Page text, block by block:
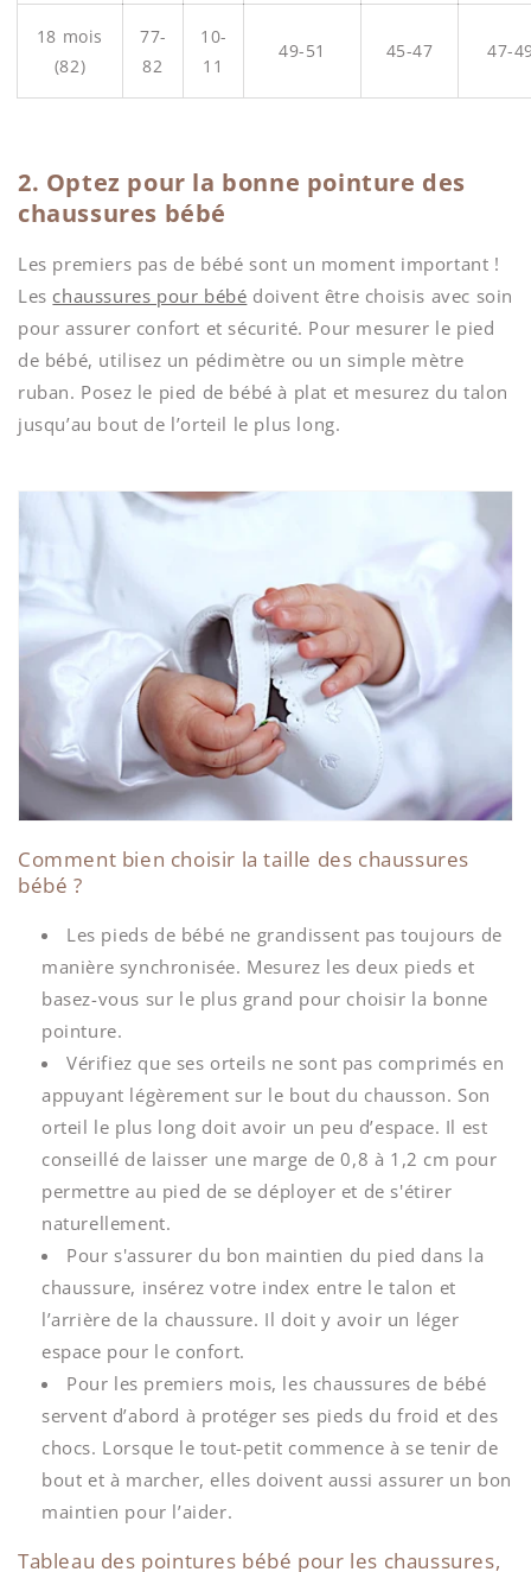
18 mois
(82)
77-
82
10-
11
49-51 45-47 47-
2. Optez pour la bonne pointure des
chaussures bébé
Les premiers pas de bébé sont un moment important !
Les chaussures pour bébé doivent être choisis avec soin
pour assurer confort et sécurité. Pour mesurer le pied
de bébé, utilisez un pédimètre ou un simple mètre
ruban. Posez le pied de bébé à plat et mesurez du talon
jusqu’au bout de l’orteil le plus long.
Comment bien choisir la taille des chaussures
bébé ?
Les pieds de bébé ne grandissent pas toujours de
manière synchronisée. Mesurez les deux pieds et
basez-vous sur le plus grand pour choisir la bonne
pointure.
Vérifiez que ses orteils ne sont pas comprimés en
appuyant légèrement sur le bout du chausson. Son
orteil le plus long doit avoir un peu d’espace. Il est
conseillé de laisser une marge de 0,8 à 1,2 cm pour
permettre au pied de se déployer et de s'étirer
naturellement.
Pour s'assurer du bon maintien du pied dans la
chaussure, insérez votre index entre le talon et
l’arrière de la chaussure. Il doit y avoir un léger
espace pour le confort.
Pour les premiers mois, les chaussures de bébé
servent d’abord à protéger ses pieds du froid et des
chocs. Lorsque le tout-petit commence à se tenir de
bout et à marcher, elles doivent aussi assurer un bon
maintien pour l’aider.
Tableau des pointures bébé pour les chaussures,